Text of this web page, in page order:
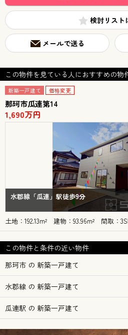
検討リスト
メールで送る
この物件を見ている人におすすめの物
新築一戸建て 価格変更
那珂市瓜連第14
1,690万円
水郡線「瓜連」駅徒歩9分
土地：192.13m² 建物：93.96m² 間取：
この物件と条件の近い物件
那珂市 の 新築一戸建て
水郡線 の 新築一戸建て
瓜連駅 の 新築一戸建て